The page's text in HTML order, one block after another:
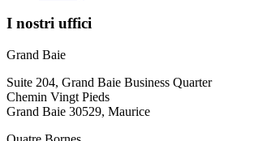
I nostri uffici
Grand Baie
Suite 204, Grand Baie Business Quarter
Chemin Vingt Pieds
Grand Baie 30529, Maurice